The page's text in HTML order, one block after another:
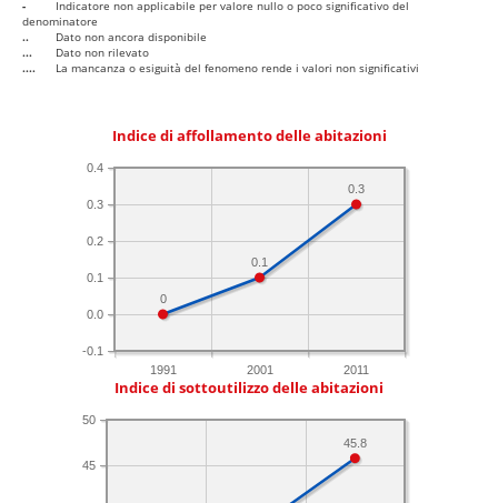
-
Indicatore non applicabile per valore nullo o poco significativo del
denominatore
..
Dato non ancora disponibile
...
Dato non rilevato
....
La mancanza o esiguità del fenomeno rende i valori non significativi
Indice di affollamento delle abitazioni
1991 2001 2011
-0.1
0.0
0.1
0.2
0.3
0.4
0.3
0.1
0
Indice di sottoutilizzo delle abitazioni
45
50
45.8